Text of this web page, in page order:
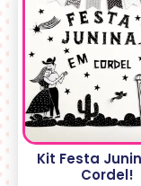
Kit Festa
Cordel!